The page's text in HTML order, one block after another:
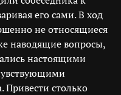
его сами. В ход
не относящиеся
наводящие вопросы,
настоящими
Привести столько